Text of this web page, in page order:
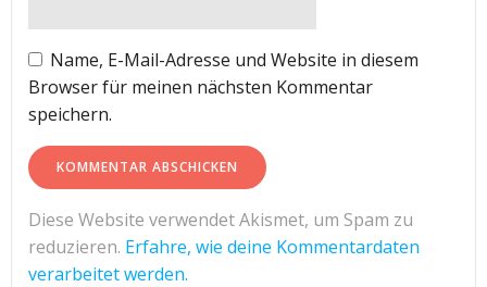
Name, E-Mail-Adresse und Website in diesem
Browser für meinen nächsten Kommentar
speichern.
Diese Website verwendet Akismet, um Spam zu
reduzieren. Erfahre, wie deine Kommentardaten
verarbeitet werden.